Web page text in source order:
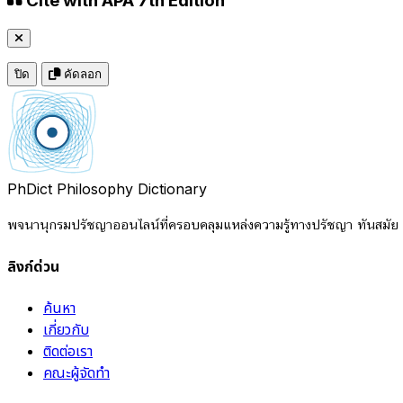
ปิด คัดลอก
PhDict Philosophy Dictionary
พจนานุกรมปรัชญาออนไลน์ที่ครอบคลุมแหล่งความรู้ทางปรัชญา ทันสมัย
ลิงก์ด่วน
ค้นหา
เกี่ยวกับ
ติดต่อเรา
คณะผู้จัดทำ